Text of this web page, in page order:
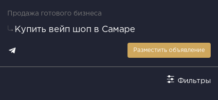
Продажа готового бизнеса
Купить вейп шоп в Самаре
Разместить объявление
Фильтры